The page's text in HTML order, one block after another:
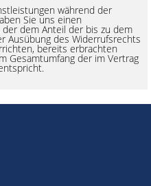
während der
Sie uns einen
dem Anteil der bis zu dem
Ausübung des Widerrufsrechts
bereits erbrachten
Gesamtumfang der im Vertrag